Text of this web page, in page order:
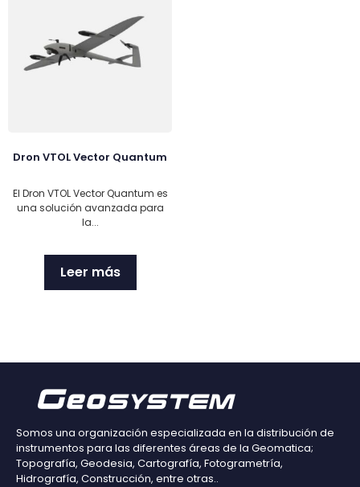
Dron VTOL Vector Quantum
El Dron VTOL Vector Quantum es
una solución avanzada para
la...
Leer más
Somos una organización especializada en la distribución de
instrumentos para las diferentes áreas de la Geomatica;
Topografía, Geodesia, Cartografía, Fotogrametría,
Hidrografía, Construcción, entre otras..